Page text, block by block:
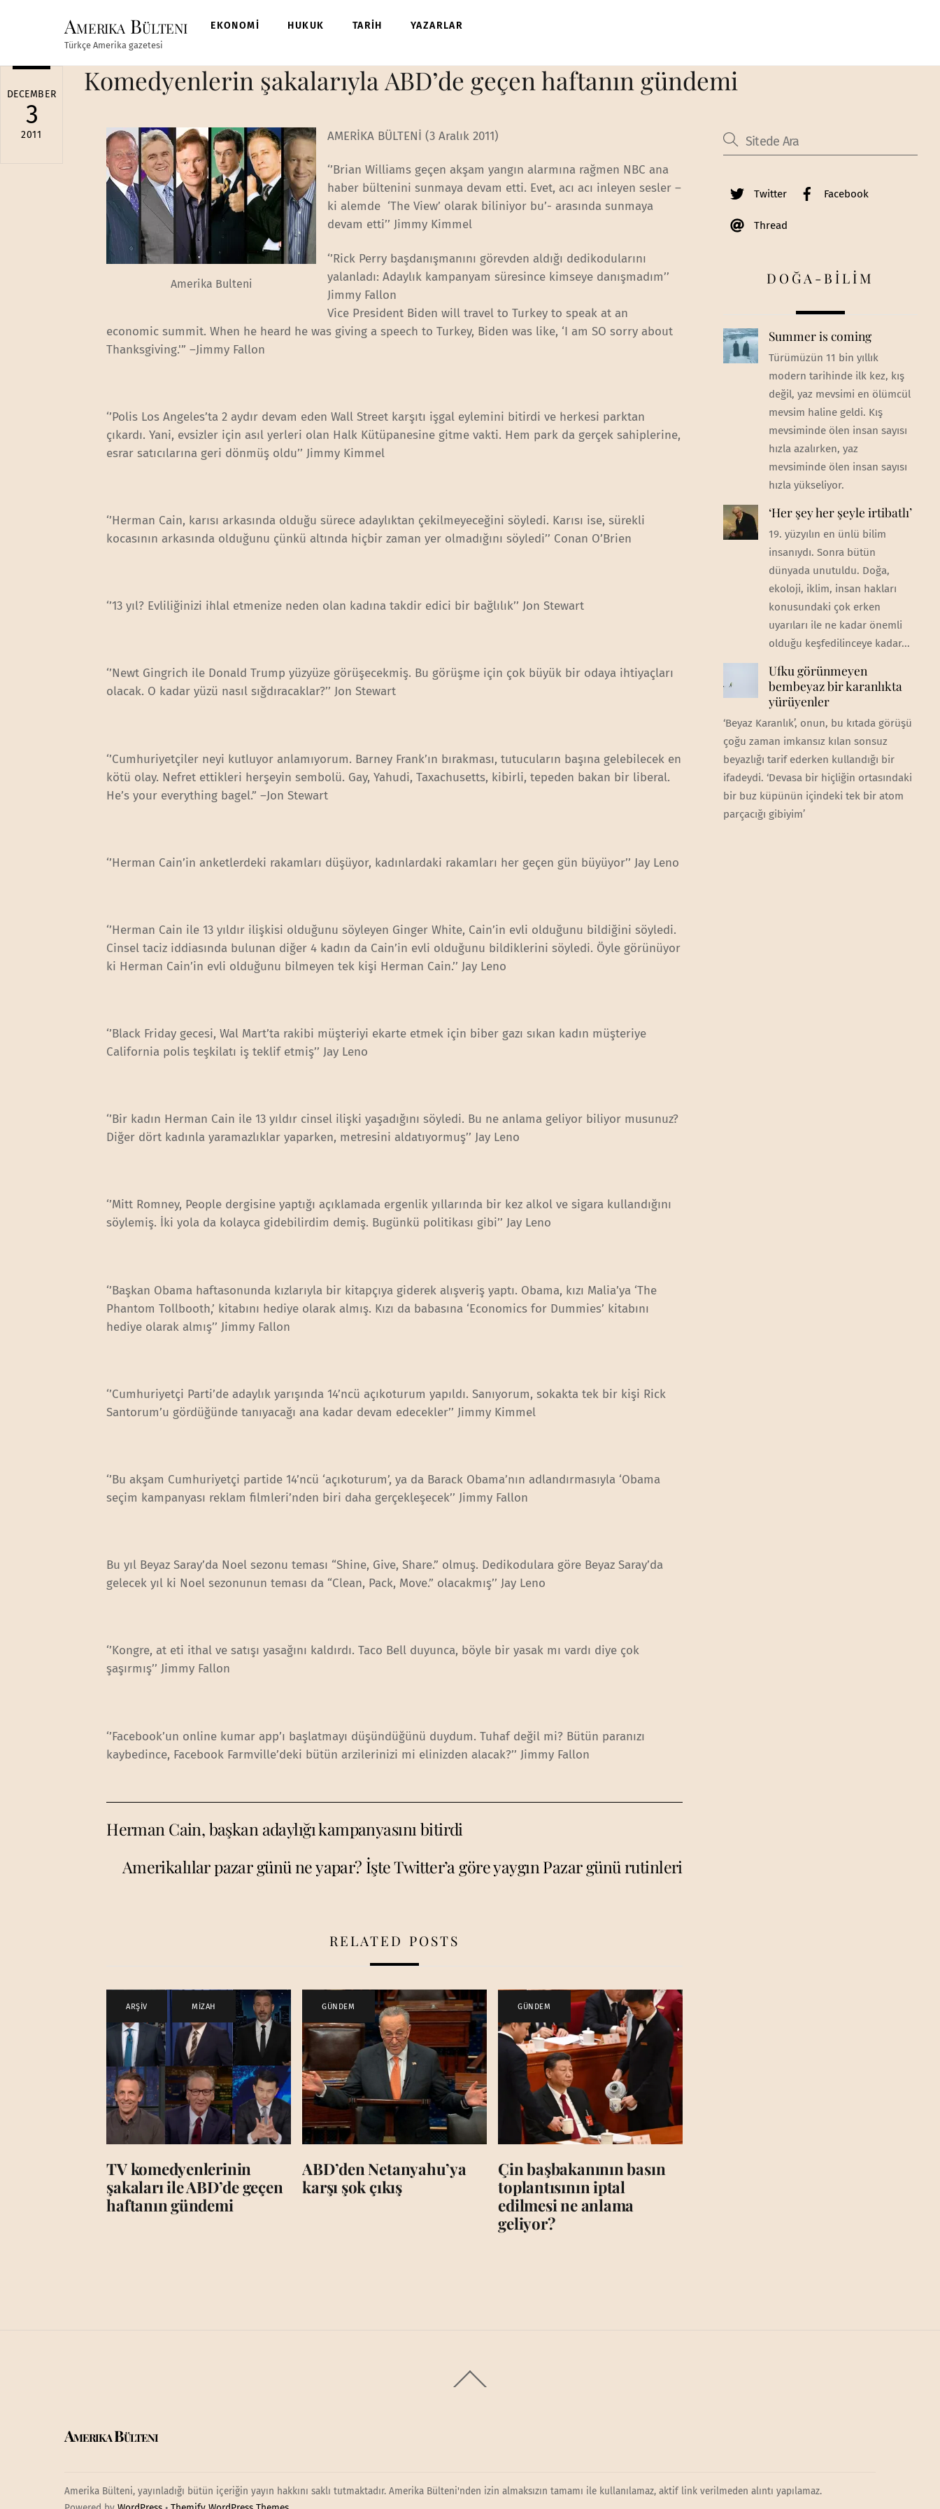
Amerika Bülteni
Türkçe Amerika gazetesi
EKONOMİ HUKUK TARİH YAZARLAR
DECEMBER
3
2011
Komedyenlerin şakalarıyla ABD’de geçen haftanın gündemi
Amerika Bulteni
AMERİKA BÜLTENİ (3 Aralık 2011)
‘’Brian Williams geçen akşam yangın alarmına rağmen NBC ana
haber bültenini sunmaya devam etti. Evet, acı acı inleyen sesler –
ki alemde ‘The View’ olarak biliniyor bu’- arasında sunmaya
devam etti’’ Jimmy Kimmel
‘’Rick Perry başdanışmanını görevden aldığı dedikodularını
yalanladı: Adaylık kampanyam süresince kimseye danışmadım’’
Jimmy Fallon
Vice President Biden will travel to Turkey to speak at an
economic summit. When he heard he was giving a speech to Turkey, Biden was like, ‘I am SO sorry about
Thanksgiving.'” –Jimmy Fallon
‘’Polis Los Angeles’ta 2 aydır devam eden Wall Street karşıtı işgal eylemini bitirdi ve herkesi parktan
çıkardı. Yani, evsizler için asıl yerleri olan Halk Kütüpanesine gitme vakti. Hem park da gerçek sahiplerine,
esrar satıcılarına geri dönmüş oldu’’ Jimmy Kimmel
‘’Herman Cain, karısı arkasında olduğu sürece adaylıktan çekilmeyeceğini söyledi. Karısı ise, sürekli
kocasının arkasında olduğunu çünkü altında hiçbir zaman yer olmadığını söyledi’’ Conan O’Brien
‘’13 yıl? Evliliğinizi ihlal etmenize neden olan kadına takdir edici bir bağlılık’’ Jon Stewart
‘’Newt Gingrich ile Donald Trump yüzyüze görüşecekmiş. Bu görüşme için çok büyük bir odaya ihtiyaçları
olacak. O kadar yüzü nasıl sığdıracaklar?’’ Jon Stewart
‘’Cumhuriyetçiler neyi kutluyor anlamıyorum. Barney Frank’ın bırakması, tutucuların başına gelebilecek en
kötü olay. Nefret ettikleri herşeyin sembolü. Gay, Yahudi, Taxachusetts, kibirli, tepeden bakan bir liberal.
He’s your everything bagel.” –Jon Stewart
‘’Herman Cain’in anketlerdeki rakamları düşüyor, kadınlardaki rakamları her geçen gün büyüyor’’ Jay Leno
‘’Herman Cain ile 13 yıldır ilişkisi olduğunu söyleyen Ginger White, Cain’in evli olduğunu bildiğini söyledi.
Cinsel taciz iddiasında bulunan diğer 4 kadın da Cain’in evli olduğunu bildiklerini söyledi. Öyle görünüyor
ki Herman Cain’in evli olduğunu bilmeyen tek kişi Herman Cain.’’ Jay Leno
‘’Black Friday gecesi, Wal Mart’ta rakibi müşteriyi ekarte etmek için biber gazı sıkan kadın müşteriye
California polis teşkilatı iş teklif etmiş’’ Jay Leno
‘’Bir kadın Herman Cain ile 13 yıldır cinsel ilişki yaşadığını söyledi. Bu ne anlama geliyor biliyor musunuz?
Diğer dört kadınla yaramazlıklar yaparken, metresini aldatıyormuş’’ Jay Leno
‘’Mitt Romney, People dergisine yaptığı açıklamada ergenlik yıllarında bir kez alkol ve sigara kullandığını
söylemiş. İki yola da kolayca gidebilirdim demiş. Bugünkü politikası gibi’’ Jay Leno
‘’Başkan Obama haftasonunda kızlarıyla bir kitapçıya giderek alışveriş yaptı. Obama, kızı Malia’ya ‘The
Phantom Tollbooth,’ kitabını hediye olarak almış. Kızı da babasına ‘Economics for Dummies’ kitabını
hediye olarak almış’’ Jimmy Fallon
‘’Cumhuriyetçi Parti’de adaylık yarışında 14’ncü açıkoturum yapıldı. Sanıyorum, sokakta tek bir kişi Rick
Santorum’u gördüğünde tanıyacağı ana kadar devam edecekler’’ Jimmy Kimmel
‘’Bu akşam Cumhuriyetçi partide 14’ncü ‘açıkoturum’, ya da Barack Obama’nın adlandırmasıyla ‘Obama
seçim kampanyası reklam filmleri’nden biri daha gerçekleşecek’’ Jimmy Fallon
Bu yıl Beyaz Saray’da Noel sezonu teması “Shine, Give, Share.” olmuş. Dedikodulara göre Beyaz Saray’da
gelecek yıl ki Noel sezonunun teması da “Clean, Pack, Move.” olacakmış’’ Jay Leno
‘’Kongre, at eti ithal ve satışı yasağını kaldırdı. Taco Bell duyunca, böyle bir yasak mı vardı diye çok
şaşırmış’’ Jimmy Fallon
‘’Facebook’un online kumar app’ı başlatmayı düşündüğünü duydum. Tuhaf değil mi? Bütün paranızı
kaybedince, Facebook Farmville’deki bütün arzilerinizi mi elinizden alacak?’’ Jimmy Fallon
Herman Cain, başkan adaylığı kampanyasını bitirdi
Amerikalılar pazar günü ne yapar? İşte Twitter’a göre yaygın Pazar günü rutinleri
RELATED POSTS
ARŞİV MİZAH
TV komedyenlerinin
şakaları ile ABD’de geçen
haftanın gündemi
GÜNDEM
ABD’den Netanyahu’ya
karşı şok çıkış
GÜNDEM
Çin başbakanının basın
toplantısının iptal
edilmesi ne anlama
geliyor?
Twitter Facebook
Thread
DOĞA-BİLİM
Summer is coming
Türümüzün 11 bin yıllık
modern tarihinde ilk kez, kış
değil, yaz mevsimi en ölümcül
mevsim haline geldi. Kış
mevsiminde ölen insan sayısı
hızla azalırken, yaz
mevsiminde ölen insan sayısı
hızla yükseliyor.
‘Her şey her şeyle irtibatlı’
19. yüzyılın en ünlü bilim
insanıydı. Sonra bütün
dünyada unutuldu. Doğa,
ekoloji, iklim, insan hakları
konusundaki çok erken
uyarıları ile ne kadar önemli
olduğu keşfedilinceye kadar...
Ufku görünmeyen
bembeyaz bir karanlıkta
yürüyenler
‘Beyaz Karanlık’, onun, bu kıtada görüşü
çoğu zaman imkansız kılan sonsuz
beyazlığı tarif ederken kullandığı bir
ifadeydi. ‘Devasa bir hiçliğin ortasındaki
bir buz küpünün içindeki tek bir atom
parçacığı gibiyim’
To
Amerika Bülteni
Amerika Bülteni, yayınladığı bütün içeriğin yayın hakkını saklı tutmaktadır. Amerika Bülteni'nden izin almaksızın tamamı ile kullanılamaz, aktif link verilmeden alıntı yapılamaz.